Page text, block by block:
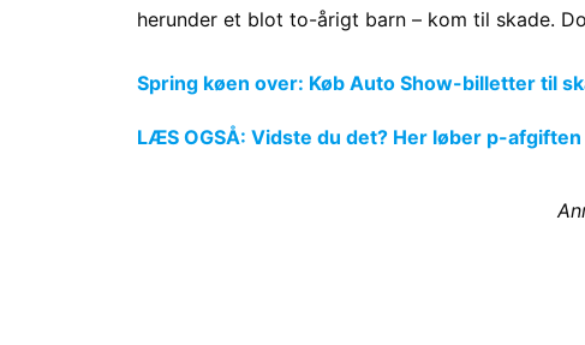
herunder et blot to-årigt barn – kom til skade.
Spring køen over: Køb Auto Show-billetter til
LÆS OGSÅ: Vidste du det? Her løber p-afgiften